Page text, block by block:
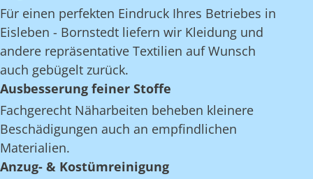
Für einen perfekten Eindruck Ihres Betriebes in
Eisleben - Bornstedt liefern wir Kleidung und
andere repräsentative Textilien auf Wunsch
auch gebügelt zurück.
Ausbesserung feiner Stoffe
Fachgerecht Näharbeiten beheben kleinere
Beschädigungen auch an empfindlichen
Materialien.
Anzug- & Kostümreinigung